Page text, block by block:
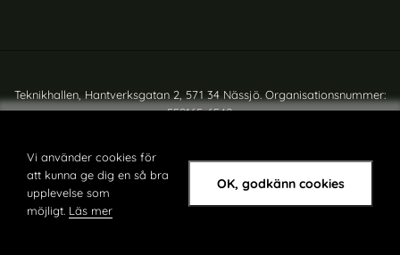
Vi använder cookies för
att kunna ge dig en så bra
upplevelse som
möjligt. Läs mer
OK, godkänn cookies
Teknikhallen, Hantverksgatan 2, 571 34 Nässjö. Organisationsnummer:
559165-6540